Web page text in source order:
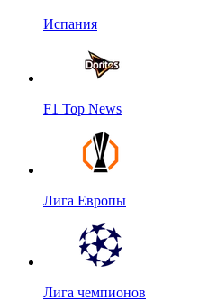
Испания
F1 Top News
Лига Европы
Лига чемпионов